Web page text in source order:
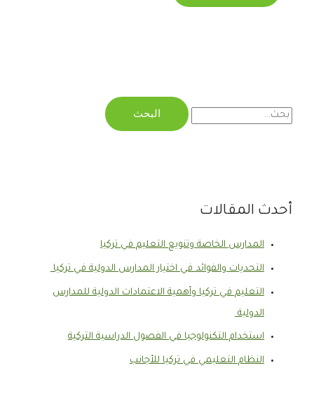
أحدث المقالات
المدارس الخاصة وتنويع التعليم في تركيا
التحديات والفوائد في اختيار المدارس الدولية في تركيا
التعليم في تركيا وأهمية الاعتمادات الدولية للمدارس
الدولية
استخدام التكنولوجيا في الفصول الدراسية التركية
النظام التعليمي في تركيا للأجانب